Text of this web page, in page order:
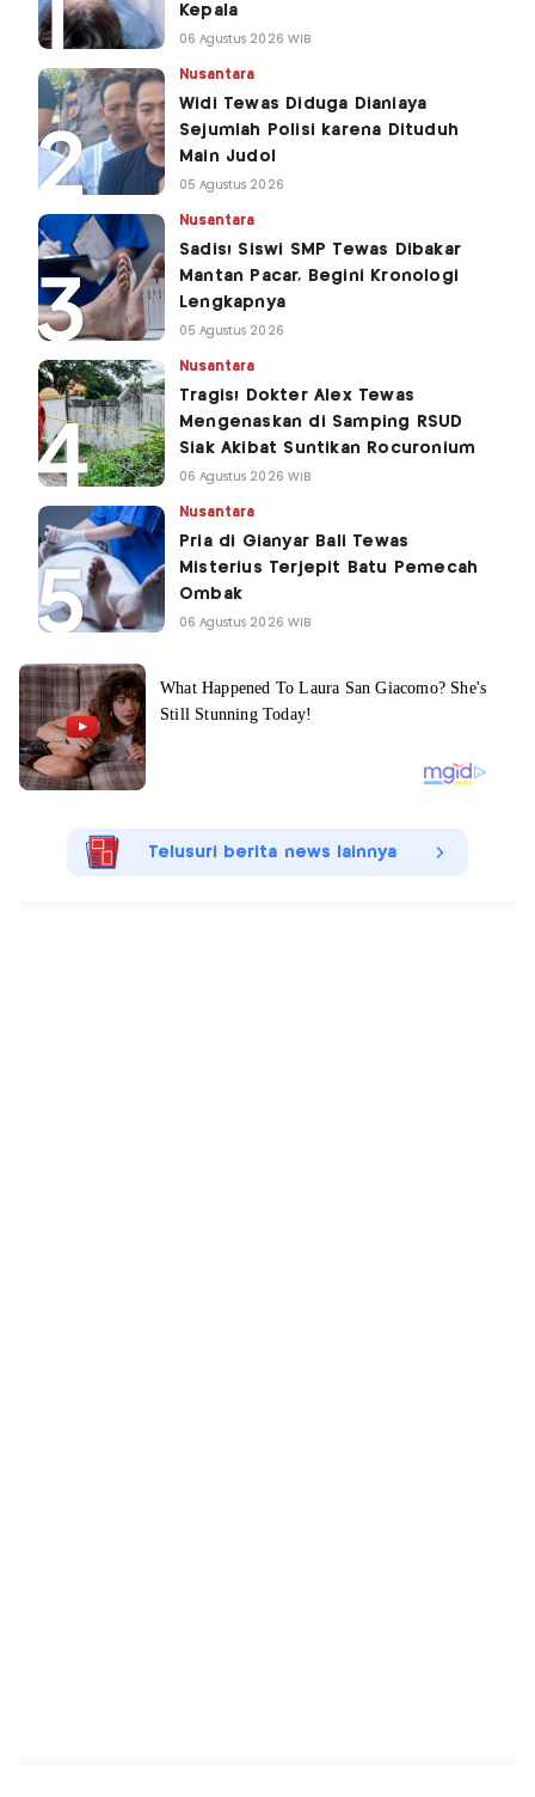
Kepala
06 Agustus 2026 WIB
Nusantara
Widi Tewas Diduga Dianiaya
Sejumlah Polisi karena Dituduh
Main Judol
05 Agustus 2026
Nusantara
Sadis! Siswi SMP Tewas Dibakar
Mantan Pacar, Begini Kronologi
Lengkapnya
05 Agustus 2026
Nusantara
Tragis! Dokter Alex Tewas
Mengenaskan di Samping RSUD
Siak Akibat Suntikan Rocuronium
06 Agustus 2026 WIB
Nusantara
Pria di Gianyar Bali Tewas
Misterius Terjepit Batu Pemecah
Ombak
06 Agustus 2026 WIB
Telusuri berita news lainnya